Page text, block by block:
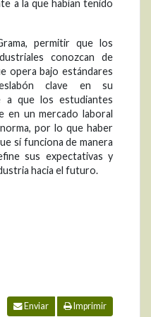
a la que habían tenido
permitir que los
conozcan de
opera bajo estándares
clave en su
a que los estudiantes
en un mercado laboral
por lo que haber
sí funciona de manera
sus expectativas y
hacia el futuro.
Enviar Imprimir